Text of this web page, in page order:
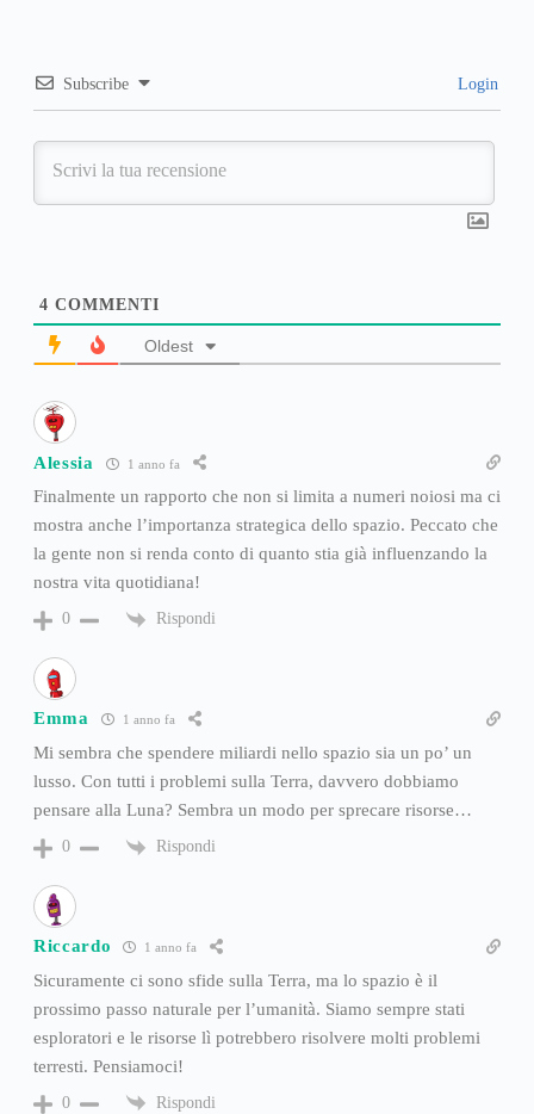
Subscribe Login
4 COMMENTI
Oldest
Alessia 1 anno fa
Finalmente un rapporto che non si limita a numeri noiosi ma ci
mostra anche l’importanza strategica dello spazio. Peccato che
la gente non si renda conto di quanto stia già influenzando la
nostra vita quotidiana!
0 Rispondi
Emma 1 anno fa
Mi sembra che spendere miliardi nello spazio sia un po’ un
lusso. Con tutti i problemi sulla Terra, davvero dobbiamo
pensare alla Luna? Sembra un modo per sprecare risorse…
0 Rispondi
Riccardo 1 anno fa
Sicuramente ci sono sfide sulla Terra, ma lo spazio è il
prossimo passo naturale per l’umanità. Siamo sempre stati
esploratori e le risorse lì potrebbero risolvere molti problemi
terresti. Pensiamoci!
0 Rispondi